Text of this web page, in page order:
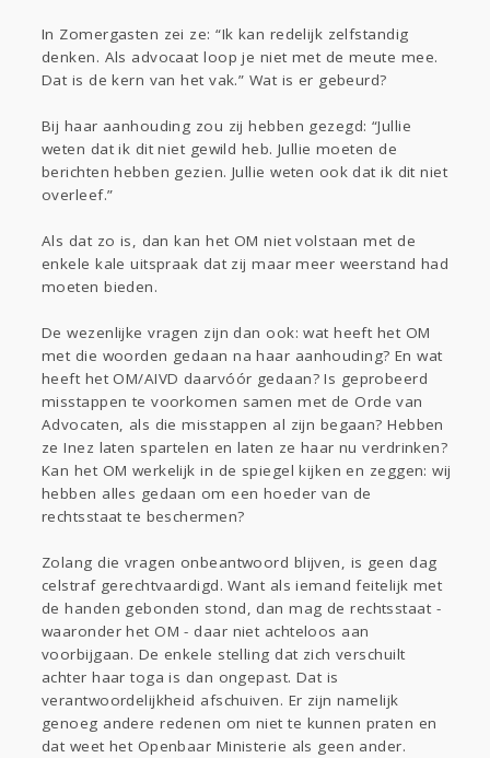
In Zomergasten zei ze: “Ik kan redelijk zelfstandig
denken. Als advocaat loop je niet met de meute mee.
Dat is de kern van het vak.” Wat is er gebeurd?
Bij haar aanhouding zou zij hebben gezegd: “Jullie
weten dat ik dit niet gewild heb. Jullie moeten de
berichten hebben gezien. Jullie weten ook dat ik dit niet
overleef.”
Als dat zo is, dan kan het OM niet volstaan met de
enkele kale uitspraak dat zij maar meer weerstand had
moeten bieden.
De wezenlijke vragen zijn dan ook: wat heeft het OM
met die woorden gedaan na haar aanhouding? En wat
heeft het OM/AIVD daarvóór gedaan? Is geprobeerd
misstappen te voorkomen samen met de Orde van
Advocaten, als die misstappen al zijn begaan? Hebben
ze Inez laten spartelen en laten ze haar nu verdrinken?
Kan het OM werkelijk in de spiegel kijken en zeggen: wij
hebben alles gedaan om een hoeder van de
rechtsstaat te beschermen?
Zolang die vragen onbeantwoord blijven, is geen dag
celstraf gerechtvaardigd. Want als iemand feitelijk met
de handen gebonden stond, dan mag de rechtsstaat -
waaronder het OM - daar niet achteloos aan
voorbijgaan. De enkele stelling dat zich verschuilt
achter haar toga is dan ongepast. Dat is
verantwoordelijkheid afschuiven. Er zijn namelijk
genoeg andere redenen om niet te kunnen praten en
dat weet het Openbaar Ministerie als geen ander.